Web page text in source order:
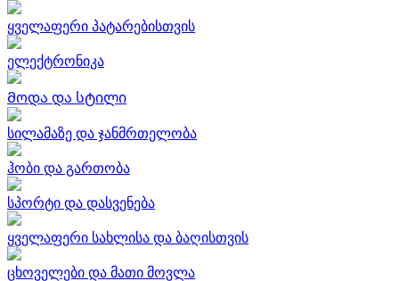
ყველაფერი პატარებისთვის
ელექტრონიკა
Მოდა და სტილი
სილამაზე და ჯანმრთელობა
ჰობი და გართობა
სპორტი და დასვენება
ყველაფერი სახლისა და ბაღისთვის
ცხოველები და მათი მოვლა